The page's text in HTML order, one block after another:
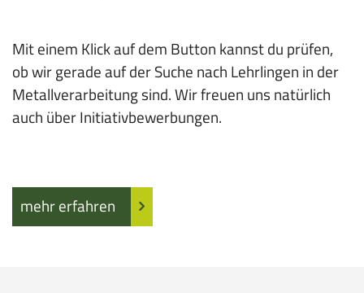
Mit einem Klick auf dem Button kannst du prüfen,
ob wir gerade auf der Suche nach Lehrlingen in der
Metallverarbeitung sind. Wir freuen uns natürlich
auch über Initiativbewerbungen.
mehr erfahren